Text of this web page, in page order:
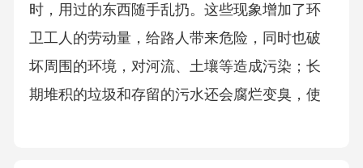
时，用过的东西随手乱扔。这些现象增加了环
卫工人的劳动量，给路人带来危险，同时也破
坏周围的环境，对河流、土壤等造成污染；长
期堆积的垃圾和存留的污水还会腐烂变臭，使